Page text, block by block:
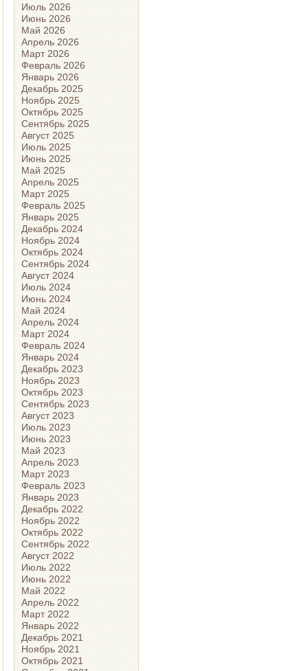
Июль 2026
Июнь 2026
Май 2026
Апрель 2026
Март 2026
Февраль 2026
Январь 2026
Декабрь 2025
Ноябрь 2025
Октябрь 2025
Сентябрь 2025
Август 2025
Июль 2025
Июнь 2025
Май 2025
Апрель 2025
Март 2025
Февраль 2025
Январь 2025
Декабрь 2024
Ноябрь 2024
Октябрь 2024
Сентябрь 2024
Август 2024
Июль 2024
Июнь 2024
Май 2024
Апрель 2024
Март 2024
Февраль 2024
Январь 2024
Декабрь 2023
Ноябрь 2023
Октябрь 2023
Сентябрь 2023
Август 2023
Июль 2023
Июнь 2023
Май 2023
Апрель 2023
Март 2023
Февраль 2023
Январь 2023
Декабрь 2022
Ноябрь 2022
Октябрь 2022
Сентябрь 2022
Август 2022
Июль 2022
Июнь 2022
Май 2022
Апрель 2022
Март 2022
Январь 2022
Декабрь 2021
Ноябрь 2021
Октябрь 2021